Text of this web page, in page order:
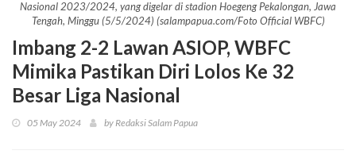
Nasional 2023/2024, yang digelar di stadion Hoegeng Pekalongan, Jawa
Tengah, Minggu (5/5/2024) (salampapua.com/Foto Official WBFC)
Imbang 2-2 Lawan ASIOP, WBFC
Mimika Pastikan Diri Lolos Ke 32
Besar Liga Nasional
05 May 2024 by Redaksi Salam Papua